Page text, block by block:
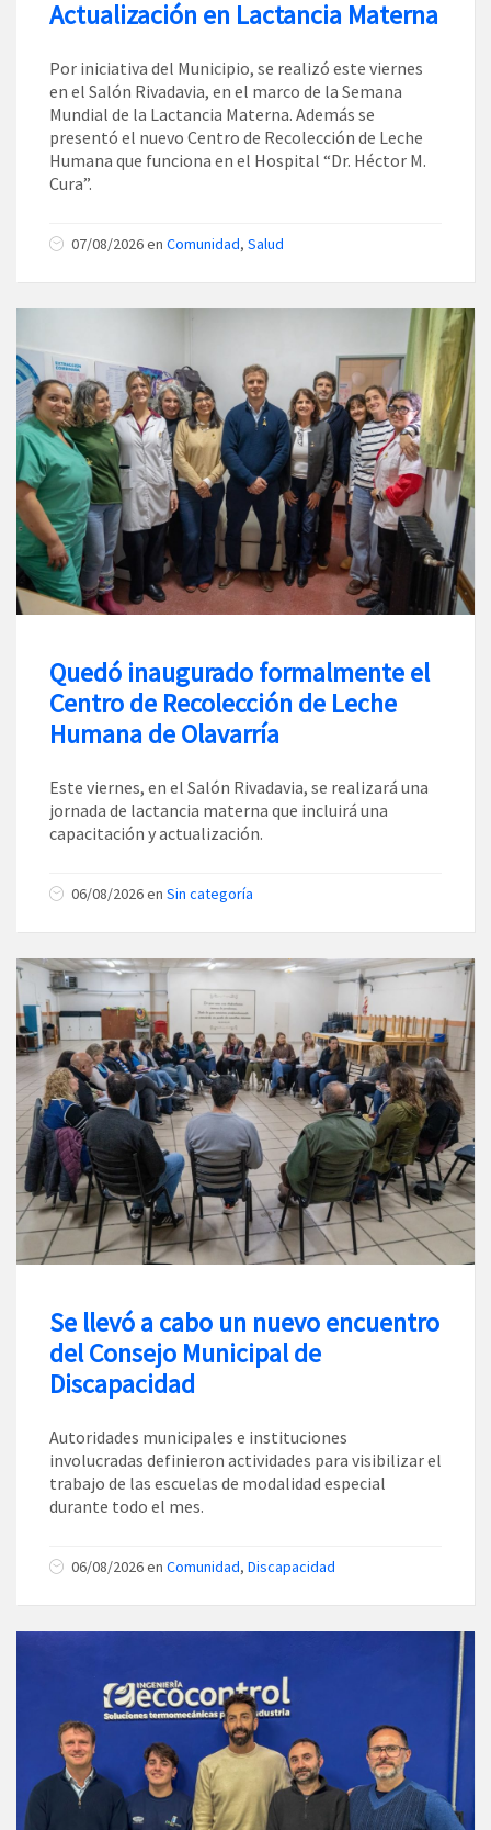
Actualización en Lactancia Materna
Por iniciativa del Municipio, se realizó este viernes
en el Salón Rivadavia, en el marco de la Semana
Mundial de la Lactancia Materna. Además se
presentó el nuevo Centro de Recolección de Leche
Humana que funciona en el Hospital “Dr. Héctor M.
Cura”.
07/08/2026en Comunidad, Salud
Quedó inaugurado formalmente el
Centro de Recolección de Leche
Humana de Olavarría
Este viernes, en el Salón Rivadavia, se realizará una
jornada de lactancia materna que incluirá una
capacitación y actualización.
06/08/2026en Sin categoría
Se llevó a cabo un nuevo encuentro
del Consejo Municipal de
Discapacidad
Autoridades municipales e instituciones
involucradas definieron actividades para visibilizar el
trabajo de las escuelas de modalidad especial
durante todo el mes.
06/08/2026en Comunidad, Discapacidad